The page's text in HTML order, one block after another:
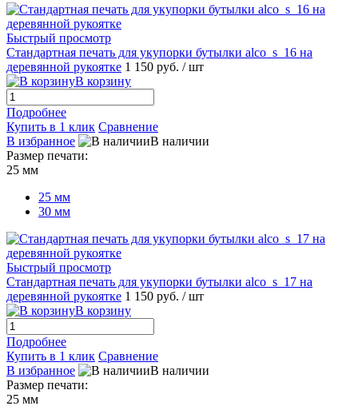
Быстрый просмотр
Стандартная печать для укупорки бутылки alco_s_16 на
деревянной рукоятке 1 150 руб. / шт
В корзину
Подробнее
Купить в 1 клик Сравнение
В избранное
В наличии
Размер печати:
25 мм
25 мм
30 мм
Быстрый просмотр
Стандартная печать для укупорки бутылки alco_s_17 на
деревянной рукоятке 1 150 руб. / шт
В корзину
Подробнее
Купить в 1 клик Сравнение
В избранное
В наличии
Размер печати:
25 мм